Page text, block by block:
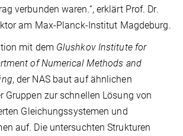
verbunden waren.“, erklärt Prof. Dr.
am Max-Planck-Institut Magdeburg.
mit dem Glushkov Institute for
of Numerical Methods and
, der NAS baut auf ähnlichen
Gruppen zur schnellen Lösung von
Gleichungssystemen und
auf. Die untersuchten Strukturen